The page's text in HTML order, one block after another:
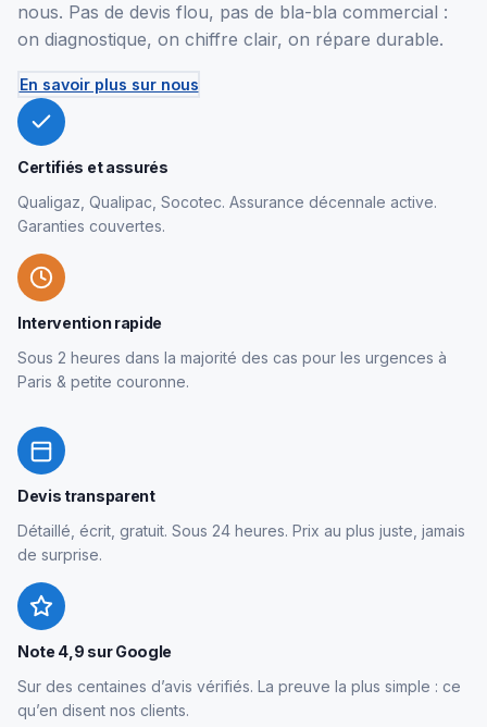
nous. Pas de devis flou, pas de bla-bla commercial :
on diagnostique, on chiffre clair, on répare durable.
En savoir plus sur nous
Certifiés et assurés
Qualigaz, Qualipac, Socotec. Assurance décennale active.
Garanties couvertes.
Intervention rapide
Sous 2 heures dans la majorité des cas pour les urgences à
Paris & petite couronne.
Devis transparent
Détaillé, écrit, gratuit. Sous 24 heures. Prix au plus juste, jamais
de surprise.
Note 4,9 sur Google
Sur des centaines d’avis vérifiés. La preuve la plus simple : ce
qu’en disent nos clients.